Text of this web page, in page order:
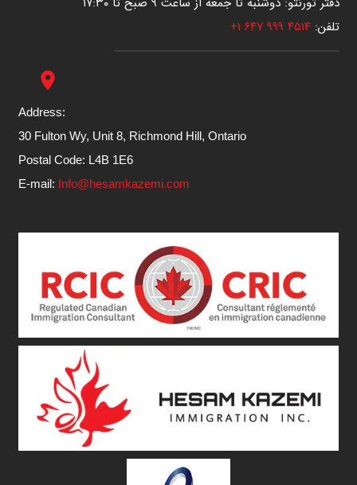
تلفن:۴۵۱۴ ۹۹۹ ۶۴۷ ۱+
place
Address:
30 Fulton Wy, Unit 8, Richmond Hill, Ontario
Postal Code: L4B 1E6
E-mail: Info@hesamkazemi.com